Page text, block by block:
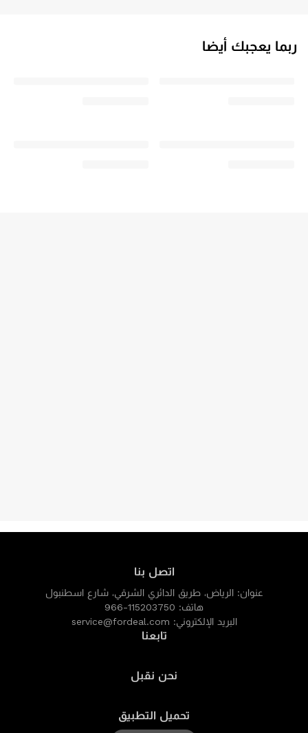
ربما يعجبك أيضا
اتصل بنا
عنوان: الرياض، طريق الدائري الشرقي، شارع اسطنبول
هاتف: 966-115203750
البريد الإلكتروني: service@fordeal.com
تابعنا
نحن نقبل
تحميل التطبيق